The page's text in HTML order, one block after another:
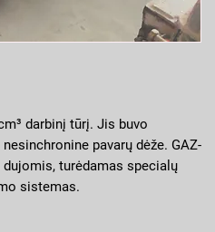
darbinį tūrį. Jis buvo
pavarų dėže. GAZ-
turėdamas specialų
sistemas.